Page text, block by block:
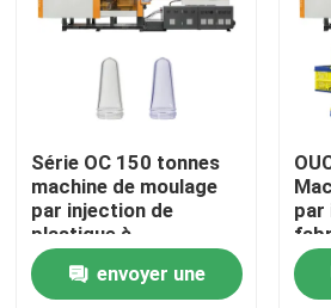
Maison
Produits
Au sujet de nous
Série OC 150 tonnes
machine de moulage
par injection de
plastique à
profondeur de cavité
et de grands produits
envoyer une
par
en